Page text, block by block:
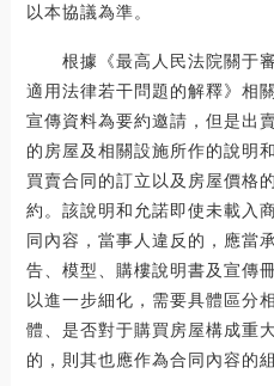
以本協議為準。
根據《最高人民法院關于審
適用法律若干問題的解釋》相
宣傳資料為要約邀請，但是出
的房屋及相關設施所作的說明
買賣合同的訂立以及房屋價格
約。該說明和允諾即使未載入
同內容，當事人違反的，應當
告、模型、購樓說明書及宣傳
以進一步細化，需要具體區分
體、是否對于購買房屋構成重
的，則其也應作為合同內容的